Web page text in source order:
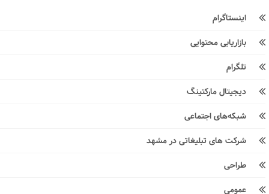
اینستاگرام
بازاریابی محتوایی
تلگرام
دیجیتال مارکتینگ
شبکه‌های اجتماعی
شرکت های تبلیغاتی در مشهد
طراحی
عمومی